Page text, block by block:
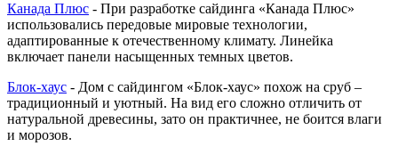
Канада Плюс - При разработке сайдинга «Канада Плюс»
использовались передовые мировые технологии,
адаптированные к отечественному климату. Линейка
включает панели насыщенных темных цветов.
Блок-хаус - Дом с сайдингом «Блок-хаус» похож на сруб –
традиционный и уютный. На вид его сложно отличить от
натуральной древесины, зато он практичнее, не боится влаги
и морозов.